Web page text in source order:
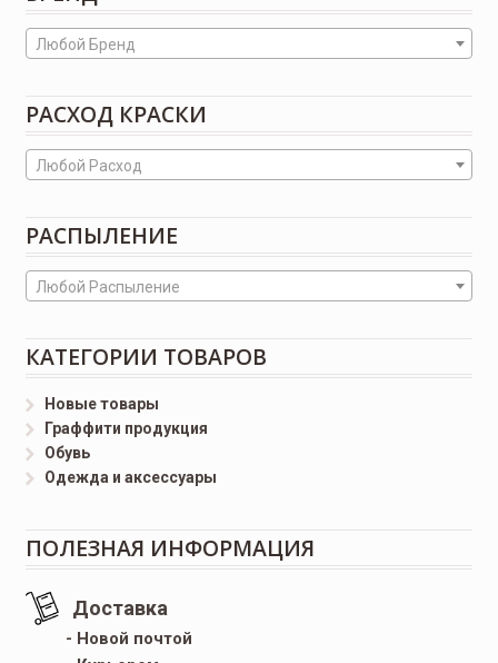
Любой Бренд
РАСХОД КРАСКИ
Любой Расход
РАСПЫЛЕНИЕ
Любой Распыление
КАТЕГОРИИ ТОВАРОВ
Новые товары
Граффити продукция
Обувь
Одежда и аксессуары
ПОЛЕЗНАЯ ИНФОРМАЦИЯ
Доставка
- Новой почтой